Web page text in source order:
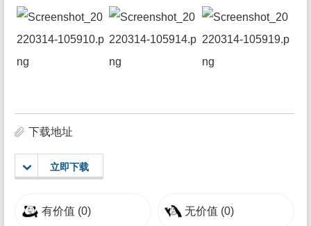
下载地址
立即下载
有价值 (0) 无价值 (0)